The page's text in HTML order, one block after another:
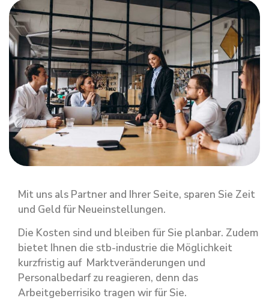
Mit uns als Partner and Ihrer Seite, sparen Sie Zeit
und Geld für Neueinstellungen.
Die Kosten sind und bleiben für Sie planbar. Zudem
bietet Ihnen die stb-industrie die Möglichkeit
kurzfristig auf Marktveränderungen und
Personalbedarf zu reagieren, denn das
Arbeitgeberrisiko tragen wir für Sie.